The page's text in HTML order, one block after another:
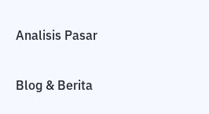
Analisis Pasar
Blog & Berita